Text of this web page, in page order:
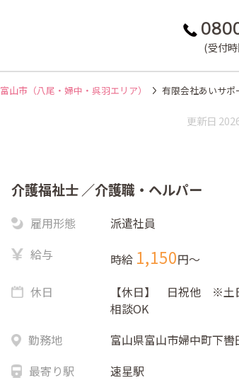
(受付
富山市（八尾・婦中・呉羽エリア） 有限会社あいサ
更新日
介護福祉士 ／介護職・ヘルパー
雇用形態
派遣社員
給与
時給 1,150円〜
休日
【休日】 日祝他 ※土
相談OK
勤務地
富山県富山市婦中町下轡
最寄り駅
速星駅